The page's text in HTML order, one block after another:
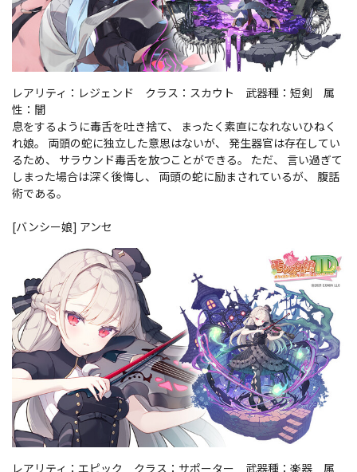
レアリティ：レジェンド クラス：スカウト 武器種：短剣 属
性：闇
息をするように毒舌を吐き捨て、 まったく素直になれないひねく
れ娘。 両頭の蛇に独立した意思はないが、 発生器官は存在してい
るため、 サラウンド毒舌を放つことができる。 ただ、 言い過ぎて
しまった場合は深く後悔し、 両頭の蛇に励まされているが、 腹話
術である。
[バンシー娘] アンセ
レアリティ：エピック クラス：サポーター 武器種：楽器 属